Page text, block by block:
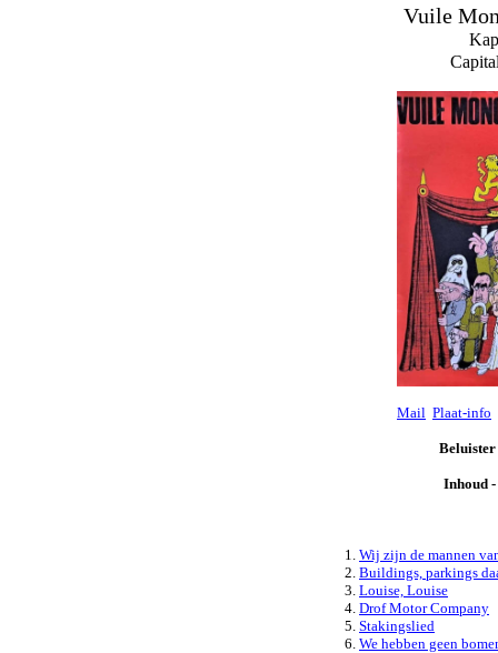
Vuile
Mail Plaat-info
Beluister
Inhoud -
1. Wij zijn de mannen
2. Buildings, parkings
3. Louise, Louise
4. Drof Motor Company
5. Stakingslied
6. We hebben geen